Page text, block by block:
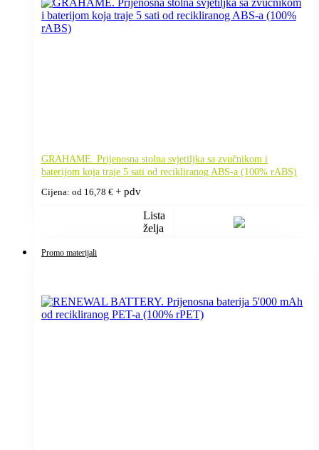
GRAHAME. Prijenosna stolna svjetiljka sa zvučnikom i
baterijom koja traje 5 sati od recikliranog ABS-a (100% rABS)
Cijena: od 16,78 € + pdv
Lista
želja
Promo materijali